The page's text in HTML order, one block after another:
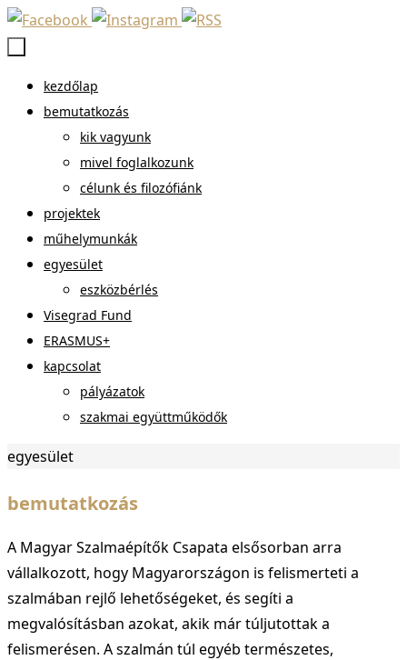
Megszakítás
Megszakítás
kezdőlap
bemutatkozás
kik vagyunk
mivel foglalkozunk
célunk és filozófiánk
projektek
műhelymunkák
egyesület
eszközbérlés
Visegrad Fund
ERASMUS+
kapcsolat
pályázatok
szakmai együttműködők
Otthon
egyesület
bemutatkozás
A Magyar Szalmaépítők Csapata elsősorban arra
vállalkozott, hogy Magyarországon is felismerteti a
szalmában rejlő lehetőségeket, és segíti a
megvalósításban azokat, akik már túljutottak a
felismerésen. A szalmán túl egyéb természetes,